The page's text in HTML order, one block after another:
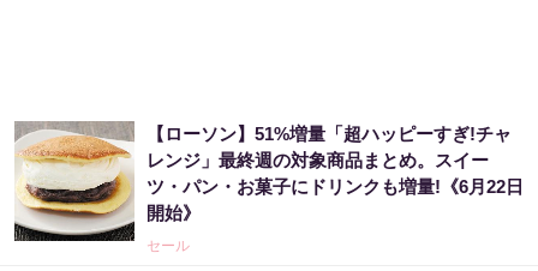
【ローソン】51%増量「超ハッピーすぎ!チャ
レンジ」最終週の対象商品まとめ。スイー
ツ・パン・お菓子にドリンクも増量!《6月22日
開始》
セール